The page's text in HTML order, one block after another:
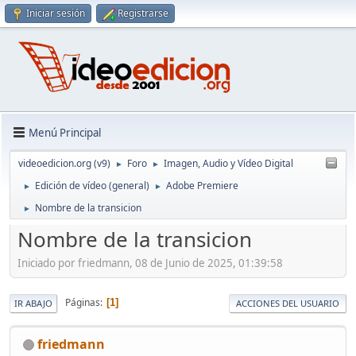
Iniciar sesión Registrarse
Menú Principal
videoedicion.org (v9) ► Foro ► Imagen, Audio y Vídeo Digital
► Edición de vídeo (general) ► Adobe Premiere
► Nombre de la transicion
Nombre de la transicion
Iniciado por friedmann, 08 de Junio de 2025, 01:39:58
IR ABAJO Páginas 1 ACCIONES DEL USUARIO
friedmann